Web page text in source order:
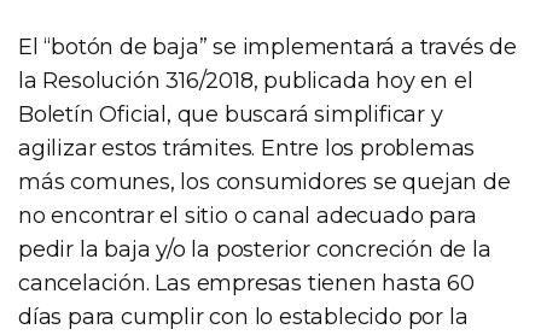
El “botón de baja” se implementará a través de
la Resolución 316/2018, publicada hoy en el
Boletín Oficial, que buscará simplificar y
agilizar estos trámites. Entre los problemas
más comunes, los consumidores se quejan de
no encontrar el sitio o canal adecuado para
pedir la baja y/o la posterior concreción de la
cancelación. Las empresas tienen hasta 60
días para cumplir con lo establecido por la